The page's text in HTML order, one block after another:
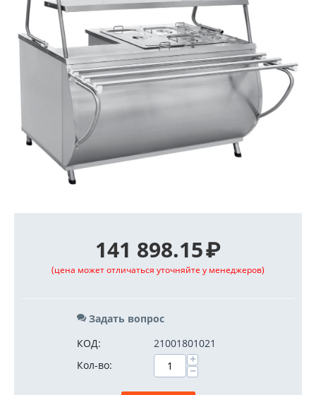
141 898.15₽
(цена может отличаться уточняйте у менеджеров)
Задать вопрос
КОД:
21001801021
Кол-во:
+
−